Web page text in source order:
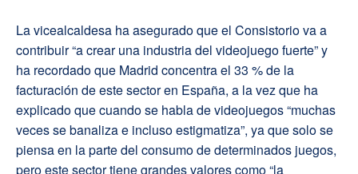
La vicealcaldesa ha asegurado que el Consistorio va a
contribuir “a crear una industria del videojuego fuerte” y
ha recordado que Madrid concentra el 33 % de la
facturación de este sector en España, a la vez que ha
explicado que cuando se habla de videojuegos “muchas
veces se banaliza e incluso estigmatiza”, ya que solo se
piensa en la parte del consumo de determinados juegos,
pero este sector tiene grandes valores como “la